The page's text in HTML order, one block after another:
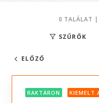
0 TALÁLAT |
SZŰRŐK
ELŐZŐ
RAKTÁRON KIEMELT